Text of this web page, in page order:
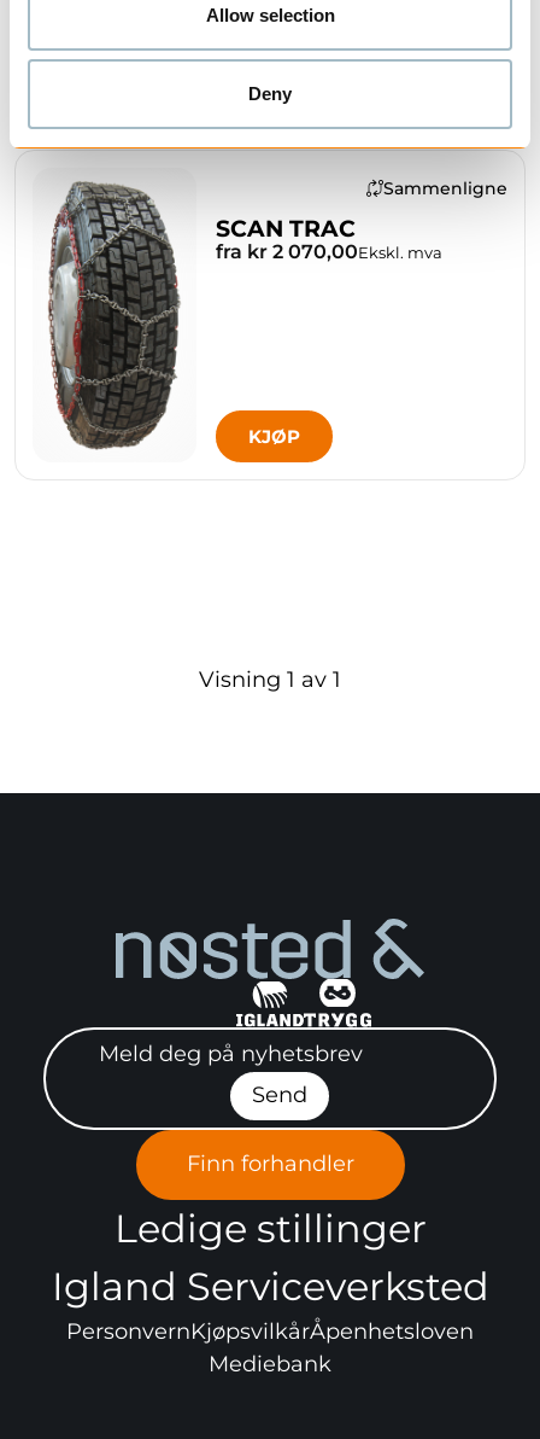
Allow selection
Deny
KJØP
Sammenligne
SCAN TRAC
fra kr 2 070,00Ekskl. mva
KJØP
Visning 1 av 1
Meld deg på nyhetsbrev"
Send
Finn forhandler
Ledige stillinger
Igland Serviceverksted
PersonvernKjøpsvilkårÅpenhetsloven
Mediebank